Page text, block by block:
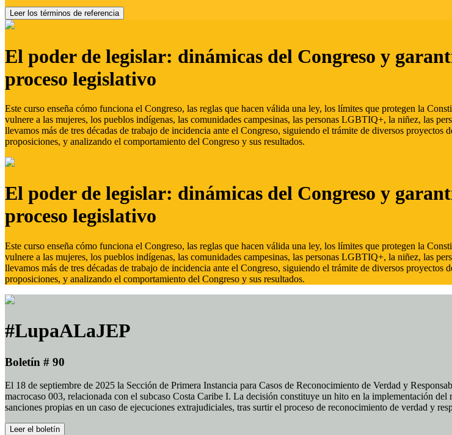
Leer los términos de referencia
El poder de legislar: dinámicas del Congreso y
proceso legislativo
Este curso enseña cómo funciona el Congreso, las reglas que hacen válida una ley, los límites que protegen la
vulnere a las mujeres, los pueblos indígenas, las comunidades campesinas, las personas LGBTIQ+, la niñez, las
llevamos más de tres décadas de trabajo de incidencia ante el Congreso, siguiendo el trámite de diversos
proposiciones, y analizando el comportamiento del Congreso y sus resultados.
El poder de legislar: dinámicas del Congreso y
proceso legislativo
Este curso enseña cómo funciona el Congreso, las reglas que hacen válida una ley, los límites que protegen la
vulnere a las mujeres, los pueblos indígenas, las comunidades campesinas, las personas LGBTIQ+, la niñez, las
llevamos más de tres décadas de trabajo de incidencia ante el Congreso, siguiendo el trámite de diversos
proposiciones, y analizando el comportamiento del Congreso y sus resultados.
#LupaALaJEP
Boletín # 90
El 18 de septiembre de 2025 la Sección de Primera Instancia para Casos de Reconocimiento de Verdad y
macrocaso 003, relacionada con el subcaso Costa Caribe I. La decisión constituye un hito en la implementación
sanciones propias en un caso de ejecuciones extrajudiciales, tras surtir el proceso de reconocimiento de verdad y
Leer el boletín